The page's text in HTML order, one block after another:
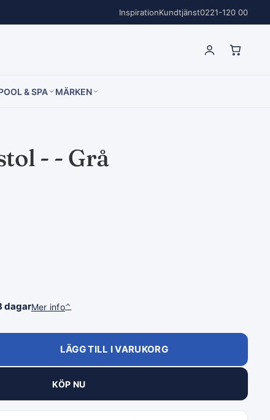
InspirationKundtjänst0221-120 00
& SPA MÄRKEN
- - Grå
dagarMer info⌃
LÄGG TILL I VARUKORG
KÖP NU